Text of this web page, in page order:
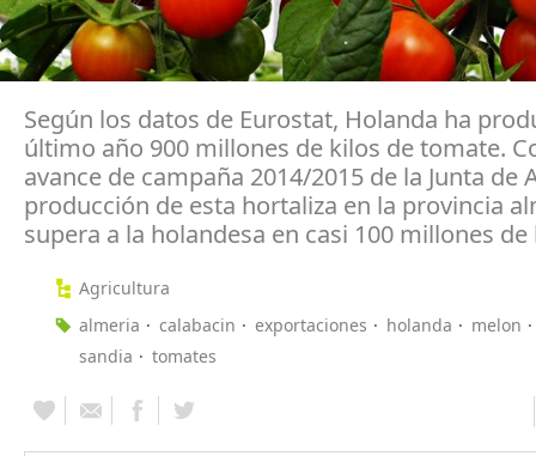
Según los datos de Eurostat, Holanda ha
último año 900 millones de kilos de tomate.
avance de campaña 2014/2015 de la Junta de
producción de esta hortaliza en la provincia
supera a la holandesa en casi 100 millones de
Agricultura
almeria
calabacin exportaciones holanda
melon
sandia
tomates